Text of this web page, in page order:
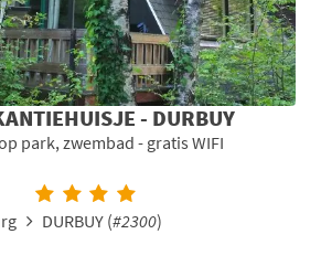
- DURBUY
park, zwembad - gratis WIFI
DURBUY (#2300)